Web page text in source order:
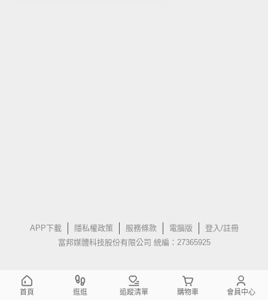
APP下載 隱私權政策 服務條款 電腦版
登入/註冊
富邦媒體科技股份有限公司 統編：27365925
首頁 逛逛 追蹤清單 購物車 會員中心